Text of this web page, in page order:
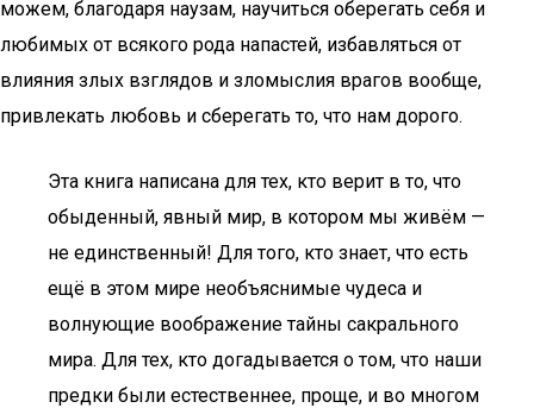
можем, благодаря наузам, научиться оберегать себя и
любимых от всякого рода напастей, избавляться от
влияния злых взглядов и зломыслия врагов вообще,
привлекать любовь и сберегать то, что нам дорого.
Эта книга написана для тех, кто верит в то, что
обыденный, явный мир, в котором мы живём —
не единственный! Для того, кто знает, что есть
ещё в этом мире необъяснимые чудеса и
волнующие воображение тайны сакрального
мира. Для тех, кто догадывается о том, что наши
предки были естественнее, проще, и во многом